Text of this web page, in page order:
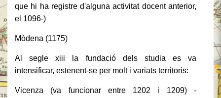
que hi ha registre d'alguna activitat docent anterior,
el 1096-)
Mòdena (1175)
Al segle xiii la fundació dels studia es va
intensificar, estenent-se per molt i variats territoris:
Vicenza (va funcionar entre 1202 i 1209) -